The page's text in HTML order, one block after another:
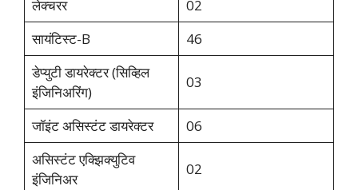
लेक्चरर
02
सायंटिस्ट-B
46
डेप्युटी डायरेक्टर (सिव्हिल
इंजिनिअरिंग)
03
जॉइंट असिस्टंट डायरेक्टर
06
असिस्टंट एक्झिक्युटिव
इंजिनिअर
02